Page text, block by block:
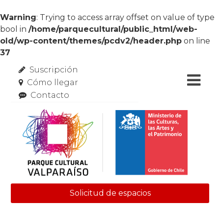
Warning: Trying to access array offset on value of type
bool in /home/parquecultural/public_html/web-
old/wp-content/themes/pcdv2/header.php on line
37
Suscripción
Cómo llegar
Contacto
Solicitud de espacios